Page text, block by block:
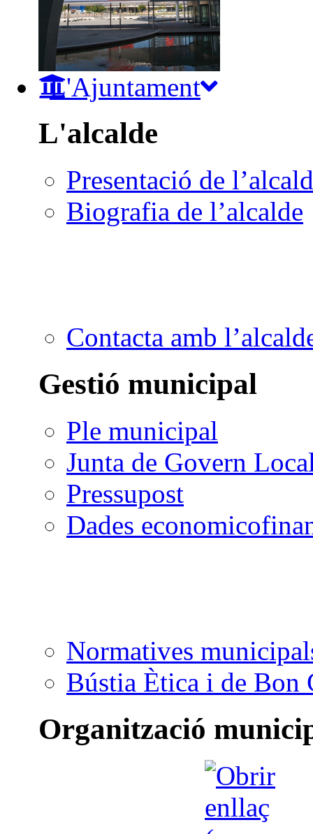
L'Ajuntament
L'alcalde
Presentació de
Biografia de l’alcalde
Contacta amb
Gestió municipal
Ple municipal
Junta de Govern
Pressupost
Dades
Normatives
Bústia Ètica i de Bon
Organització